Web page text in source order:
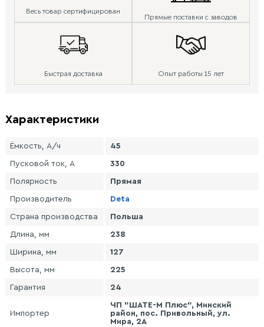
Весь товар сертифицирован
Прямые поставки с заводов
Быстрая доставка Опыт работы 15 лет
Характеристики
Ёмкость, А/ч 45
Пусковой ток, А 330
Полярность Прямая
Производитель Deta
Страна производства Польша
Длина, мм 238
Ширина, мм 127
Высота, мм 225
Гарантия 24
Импортер
ЧП "ШАТЕ-М Плюс", Минский
район, пос. Привольный, ул.
Мира, 2А